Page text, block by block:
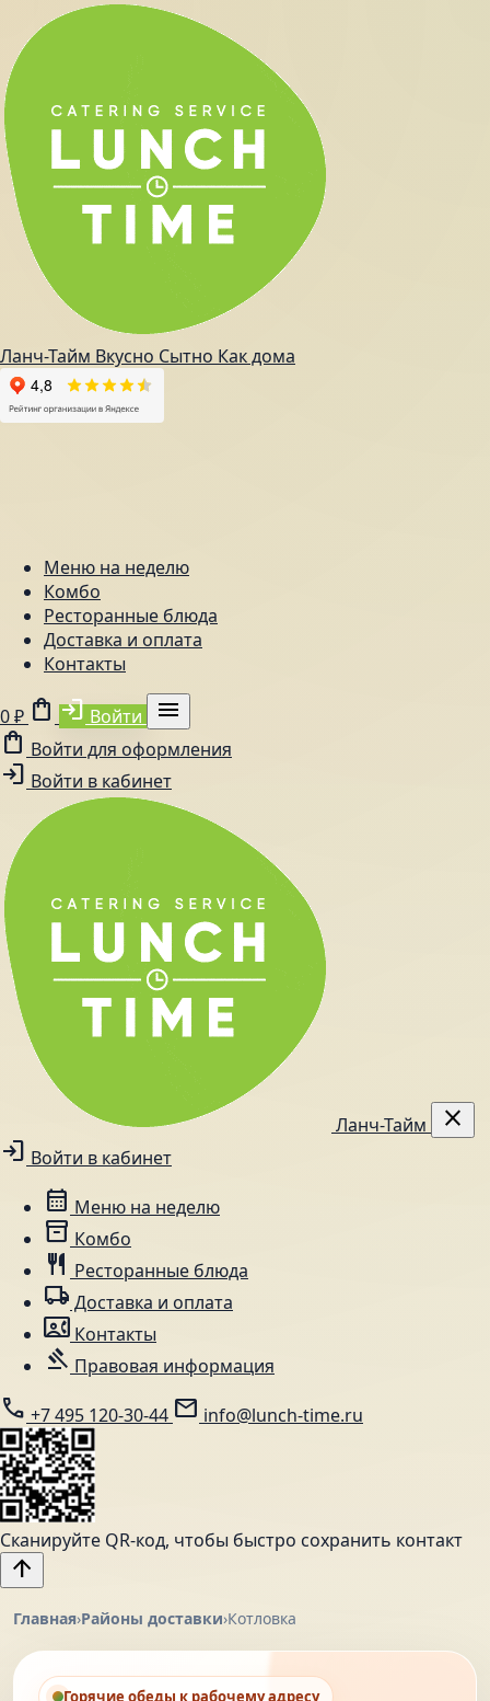
Ланч-Тайм Вкусно Сытно Как дома
Меню на неделю
Комбо
Ресторанные блюда
Доставка и оплата
Контакты
0 ₽ shopping_bag login Войти
menu
shopping_bag Войти для оформления
login Войти в кабинет
Ланч-Тайм
close
login Войти в кабинет
calendar_month Меню на неделю
inventory_2 Комбо
restaurant Ресторанные блюда
local_shipping Доставка и оплата
contact_phone Контакты
gavel Правовая информация
call +7 495 120-30-44 mail info@lunch-time.ru
Сканируйте QR-код, чтобы быстро сохранить контакт
arrow_upward
Главная›Районы доставки›Котловка
Горячие обеды к рабочему адресу